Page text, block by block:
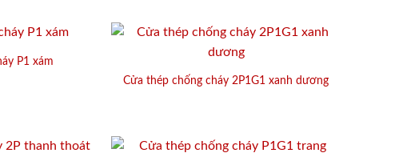
P1 xám
Cửa thép chống cháy 2P1G1 xanh dương